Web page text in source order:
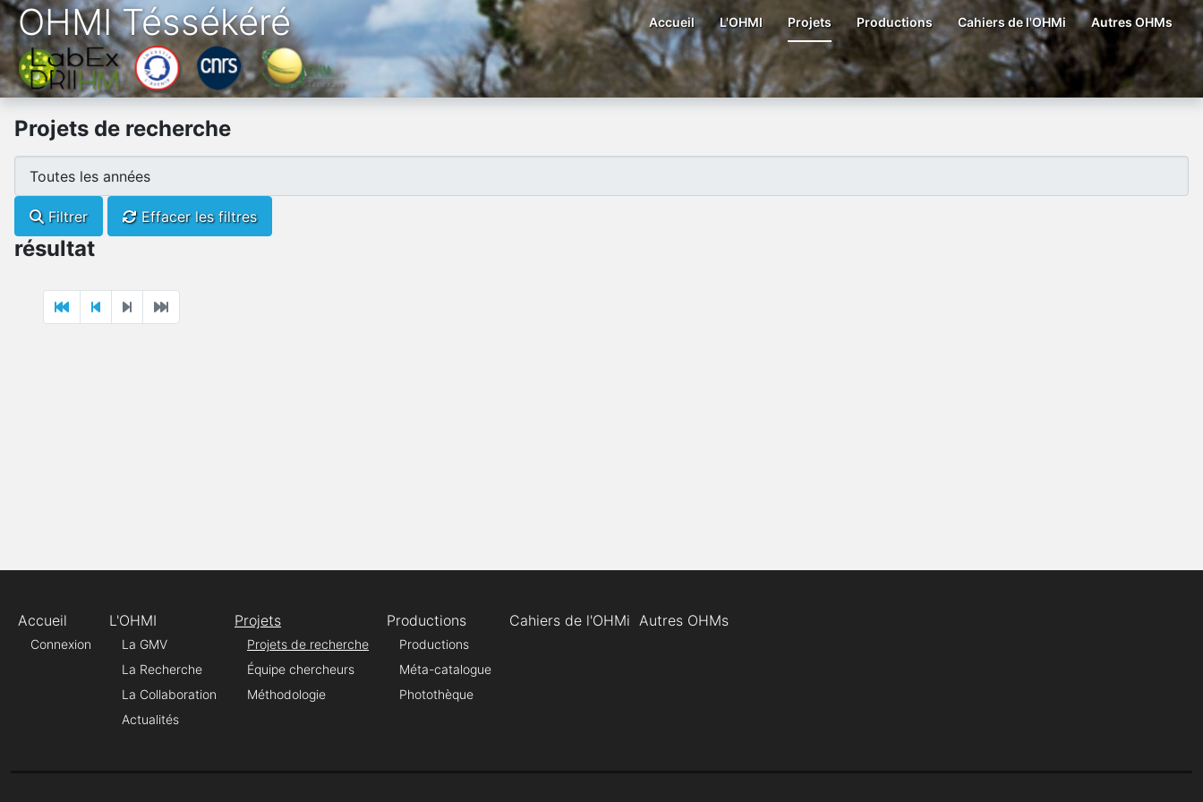
OHMI Téssékéré Accueil L'OHMI Projets Productions Cahiers de l'OHMi Autres OHMs
Projets de recherche
Filtrer Effacer les filtres
résultat
Accueil
Connexion
L'OHMI
La GMV
La Recherche
La Collaboration
Actualités
Projets
Projets de recherche
Équipe chercheurs
Méthodologie
Productions
Productions
Méta-catalogue
Photothèque
Cahiers de l'OHMi Autres OHMs